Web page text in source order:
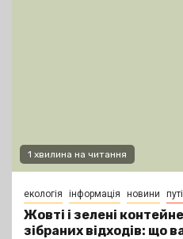
1 хвилина на читання
екологія інформація новини
Жовті і зелені
зібраних відходів: що